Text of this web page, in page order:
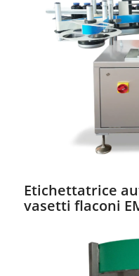
Etichettatrice
vasetti flaconi